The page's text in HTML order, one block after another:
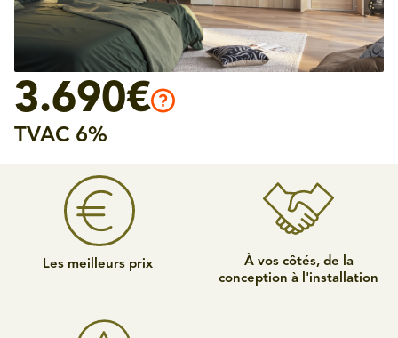
3.690€
TVAC 6%
Les meilleurs prix
À vos côtés, de la
conception à l'installation